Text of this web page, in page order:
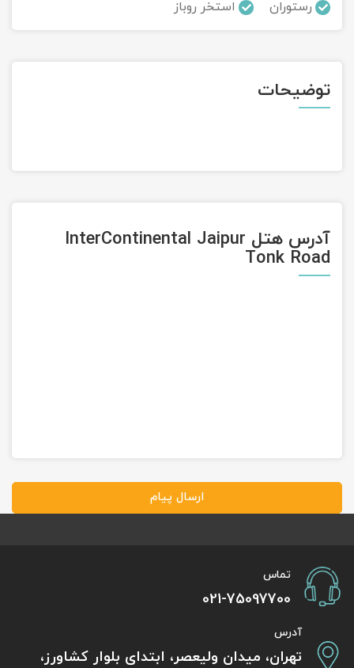
رستوران
استخر روباز
توضیحات
آدرس هتل InterContinental Jaipur
Tonk Road
ارسال پیام
تماس
021-75097700
آدرس
تهران، میدان ولیعصر، ابتدای بلوار کشاورز،
تور سوباتان
تور مرداب هسل
تور ترکمن صحرا
تور آفرود